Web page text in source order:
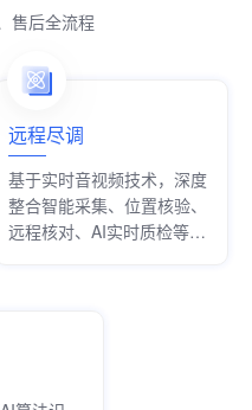
售后全流程
远程尽调
基于实时音视频技术，深度
整合智能采集、位置核验、
远程核对、AI实时质检等功